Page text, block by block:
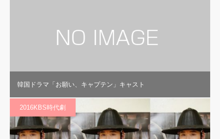
韓国ドラマ「お願い、キャプテン」キャスト
2016KBS時代劇